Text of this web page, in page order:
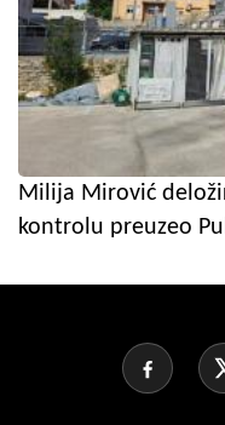
Milija Mirović
kontrolu preuzeo